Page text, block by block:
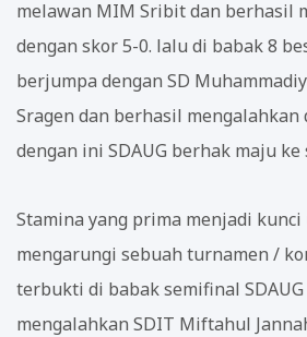
melawan MIM Sribit dan berhasil
dengan skor 5-0. lalu di babak 8
berjumpa dengan SD
Sragen dan berhasil mengalahkan
dengan ini SDAUG berhak maju ke
Stamina yang prima menjadi kunci
mengarungi sebuah turnamen /
terbukti di babak semifinal
mengalahkan SDIT Miftahul